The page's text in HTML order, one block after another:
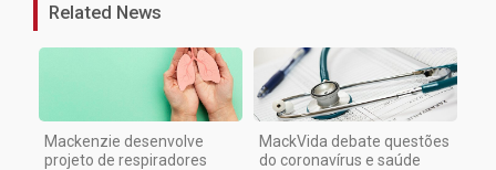
Related News
Mackenzie desenvolve
projeto de respiradores
MackVida debate questões
do coronavírus e saúde